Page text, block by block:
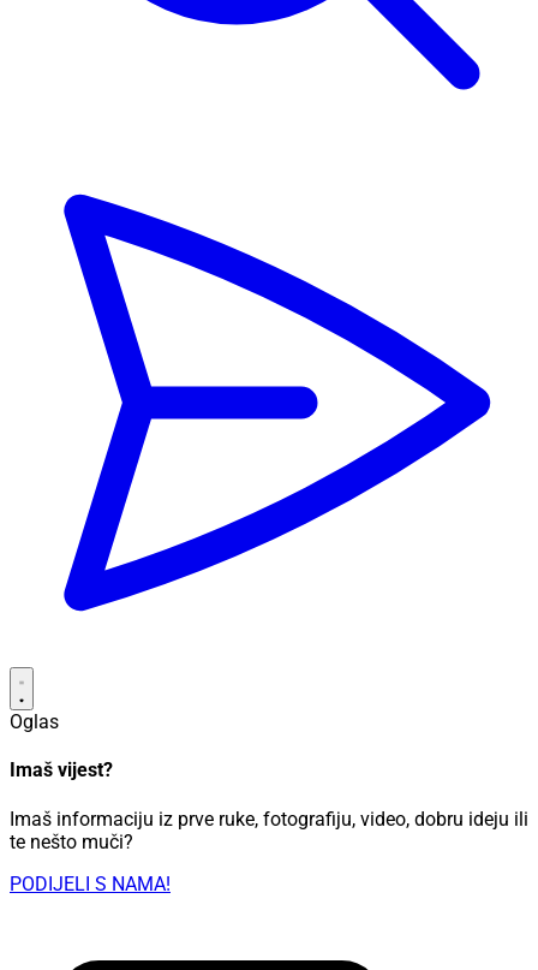
Oglas
Imaš vijest?
Imaš informaciju iz prve ruke, fotografiju, video, dobru ideju ili
te nešto muči?
PODIJELI S NAMA!